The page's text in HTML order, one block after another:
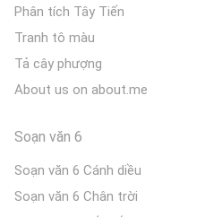
Phân tích Tây Tiến
Tranh tô màu
Tả cây phượng
About us on about.me
Soạn văn 6
Soạn văn 6 Cánh diều
Soạn văn 6 Chân trời